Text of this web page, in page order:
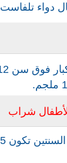
دواء تلفاست
سن 12 سنة
شراب